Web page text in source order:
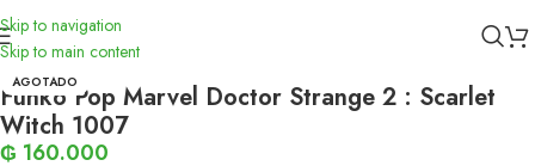
Skip to navigation
Skip to main content
Inicio Funko
AGOTADO
Funko Pop Marvel Doctor Strange 2 : Scarlet
Witch 1007
₲ 160.000